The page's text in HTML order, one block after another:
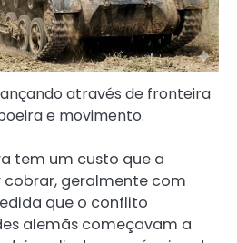
através de fronteira
e movimento.
tem um custo que a
geralmente com
que o conflito
alemãs começavam a